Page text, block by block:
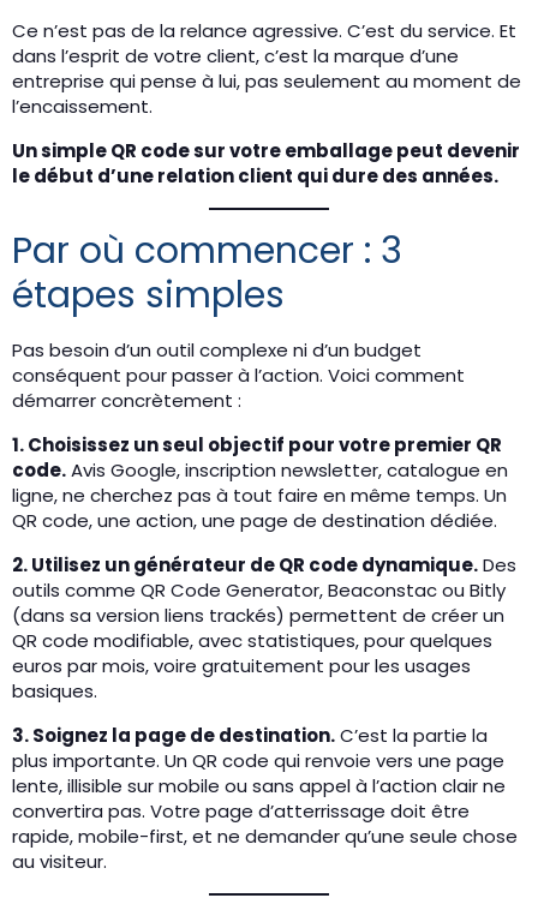
Ce n’est pas de la relance agressive. C’est du service. Et
dans l’esprit de votre client, c’est la marque d’une
entreprise qui pense à lui, pas seulement au moment de
l’encaissement.
Un simple QR code sur votre emballage peut devenir
le début d’une relation client qui dure des années.
Par où commencer : 3
étapes simples
Pas besoin d’un outil complexe ni d’un budget
conséquent pour passer à l’action. Voici comment
démarrer concrètement :
1. Choisissez un seul objectif pour votre premier QR
code.Avis Google, inscription newsletter, catalogue en
ligne, ne cherchez pas à tout faire en même temps. Un
QR code, une action, une page de destination dédiée.
2. Utilisez un générateur de QR code dynamique.Des
outils comme QR Code Generator, Beaconstac ou Bitly
(dans sa version liens trackés) permettent de créer un
QR code modifiable, avec statistiques, pour quelques
euros par mois, voire gratuitement pour les usages
basiques.
3. Soignez la page de destination.C’est la partie la
plus importante. Un QR code qui renvoie vers une page
lente, illisible sur mobile ou sans appel à l’action clair ne
convertira pas. Votre page d’atterrissage doit être
rapide, mobile-first, et ne demander qu’une seule chose
au visiteur.